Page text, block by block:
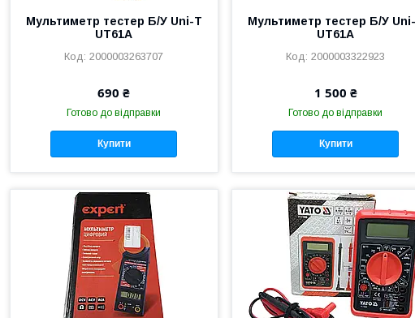
Мультиметр тестер Б/У Uni-T
UT61A
2000003263707
690 ₴
Готово до відправки
Купити
Мультиметр тестер Б/У
UT61A
2000003322923
1 500 ₴
Готово до відправки
Купити